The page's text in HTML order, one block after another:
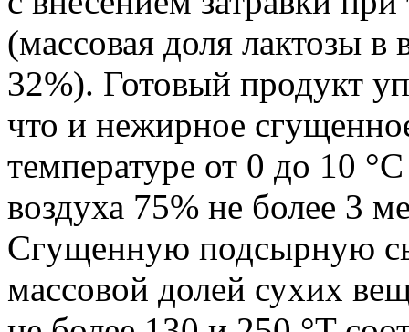
(массовая доля лактозы в
32%). Готовый продукт
что и нежирное
температуре от 0 до 10
воздуха 75% не более 3
Сгущенную подсырную
массовой долей сухих